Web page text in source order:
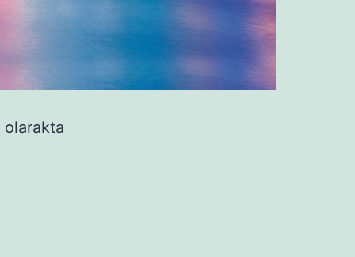
olarakta